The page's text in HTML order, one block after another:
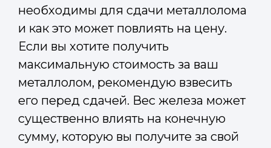
необходимы для сдачи металлолома
и как это может повлиять на цену.
Если вы хотите получить
максимальную стоимость за ваш
металлолом, рекомендую взвесить
его перед сдачей. Вес железа может
существенно влиять на конечную
сумму, которую вы получите за свой